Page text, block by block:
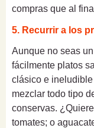
compras que al
5. Recurrir a los
Aunque no seas
fácilmente platos
clásico e
mezclar todo tipo
conservas.
tomates; o